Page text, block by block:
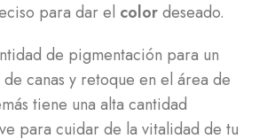
para dar el colordeseado.
de pigmentación para un
canas y retoque en el área de
tiene una alta cantidad
para cuidar de la vitalidad de tu